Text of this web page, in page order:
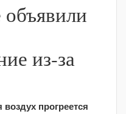
из-за
прогреется